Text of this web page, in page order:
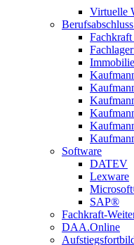
Virtuelle
Software
DATEV
Lexware
SAP®
Fachkraft-
DAA.Online